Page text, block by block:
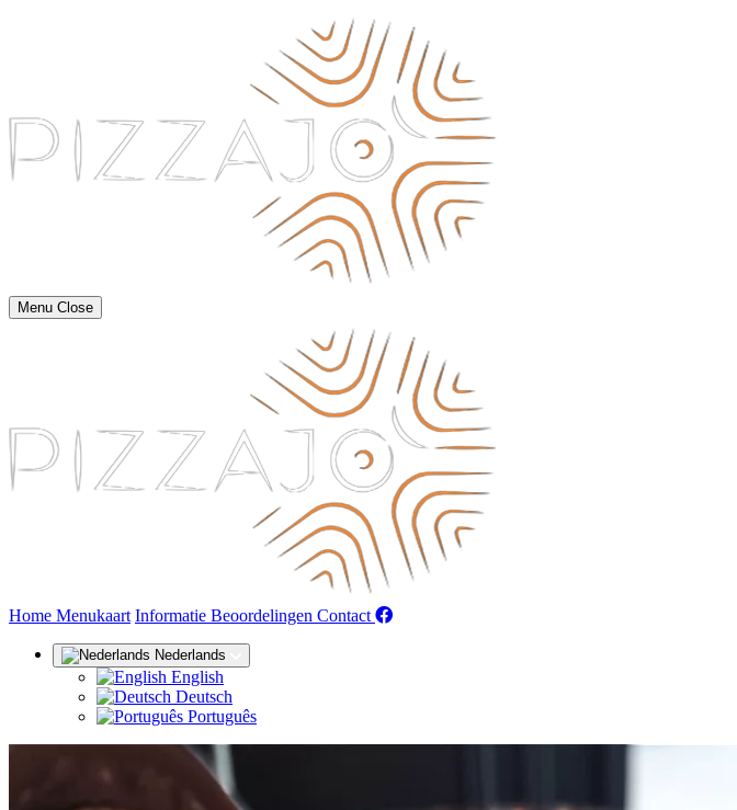
Menu Close
Home (huidige)
Menukaart Informatie Beoordelingen Contact
Nederlands
English
Deutsch
Português